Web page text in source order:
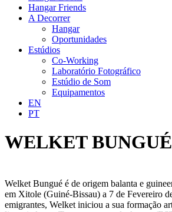
Hangar Friends
A Decorrer
Hangar
Oportunidades
Estúdios
Co-Working
Laboratório Fotográfico
Estúdio de Som
Equipamentos
EN
PT
WELKET BUNGUÉ
Welket Bungué é de origem balanta e
em Xitole (Guiné-Bissau) a 7 de Fevereiro
emigrantes, Welket iniciou a sua formação